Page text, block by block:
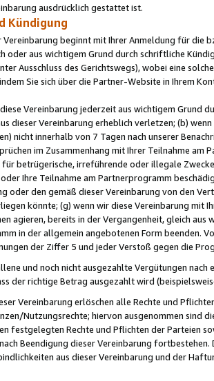
ausdrücklich gestattet ist.
Kündigung
Vereinbarung beginnt mit Ihrer Anmeldung für die
oder aus wichtigem Grund durch schriftliche
Ausschluss des Gerichtswegs), wobei eine
Sie sich über die Partner-Website in Ihrem
Vereinbarung jederzeit aus wichtigem Grund
dieser Vereinbarung erheblich verletzen; (b)
nicht innerhalb von 7 Tagen nach unserer
im Zusammenhang mit Ihrer Teilnahme am
betrügerische, irreführende oder illegale
Ihre Teilnahme am Partnerprogramm
oder den gemäß dieser Vereinbarung von den
könnte; (g) wenn wir diese Vereinbarung mit
agieren, bereits in der Vergangenheit, gleich
in der allgemein angebotenen Form beenden.
der Ziffer 5 und jeder Verstoß gegen die
und noch nicht ausgezahlte Vergütungen
der richtige Betrag ausgezahlt wird
Vereinbarung erlöschen alle Rechte und
Nutzungsrechte; hiervon ausgenommen sind
festgelegten Rechte und Pflichten der Parteien
Beendigung dieser Vereinbarung
aus dieser Vereinbarung und der